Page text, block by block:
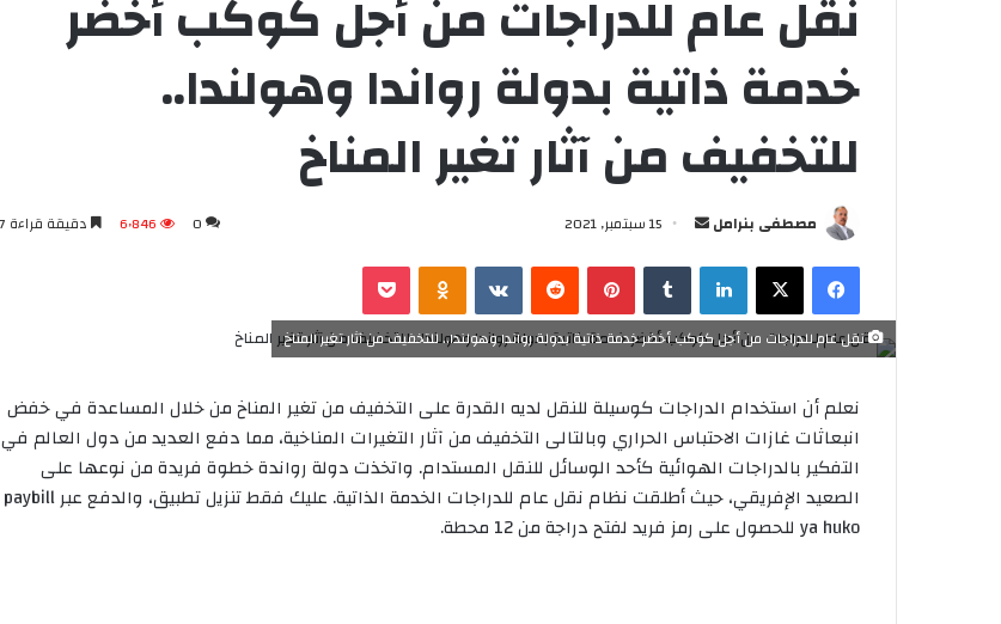
نقل عام للدراجات من أجل كوكب أخضر
خدمة ذاتية بدولة رواندا وهولندا..
للتخفيف من آثار تغير المناخ
مصطفى بنرامل
ل
ب
إ
ل
ك
15 سبتمبر, 2021 0 6٬846 دقيقة قراءة 7
فيسبوك لينكدإن بينتيريست
نقل عام للدراجات من أجل كوكب أخضر خدمة ذاتية بدولة رواندا وهولندا.. للتخفيف من آثار تغير المناخ
نعلم أن استخدام الدراجات كوسيلة للنقل لديه القدرة على التخفيف من تغير المناخ من خلال المساعدة في خفض
انبعاثات غازات الاحتباس الحراري وبالتالى التخفيف من آثار التغيرات المناخية، مما دفع العديد من دول العالم في
التفكير بالدراجات الهوائية كأحد الوسائل للنقل المستدام. واتخذت دولة رواندة خطوة فريدة من نوعها على
الصعيد الإفريقي، حيث أطلقت نظام نقل عام للدراجات الخدمة الذاتية. عليك فقط تنزيل تطبيق، والدفع عبر paybill
ya huko للحصول على رمز فريد لفتح دراجة من 12 محطة.